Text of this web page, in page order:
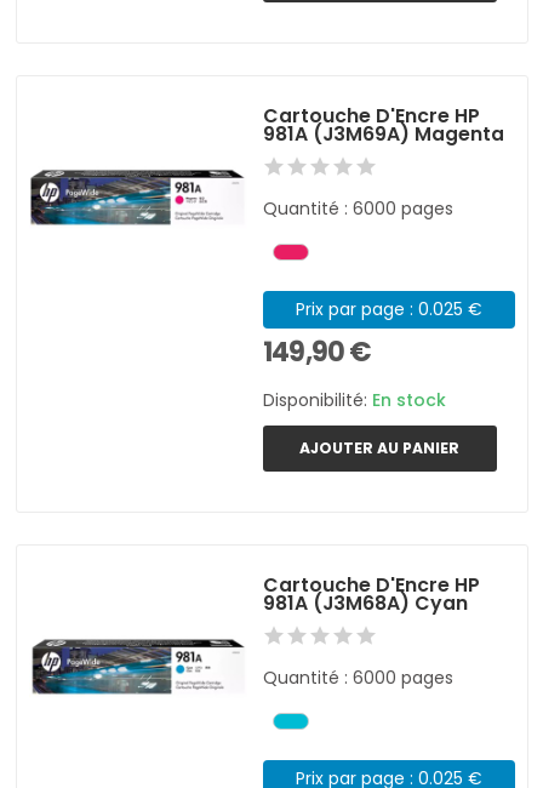
Cartouche D'Encre HP
981A (J3M69A) Magenta
Quantité : 6000 pages
Prix par page : 0.025 €
149,90 €
Disponibilité: En stock
AJOUTER AU PANIER
Cartouche D'Encre HP
981A (J3M68A) Cyan
Quantité : 6000 pages
Prix par page : 0.025 €